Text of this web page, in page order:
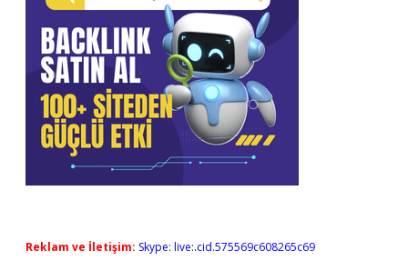
Reklam ve İletişim: Skype: live:.cid.575569c608265c69